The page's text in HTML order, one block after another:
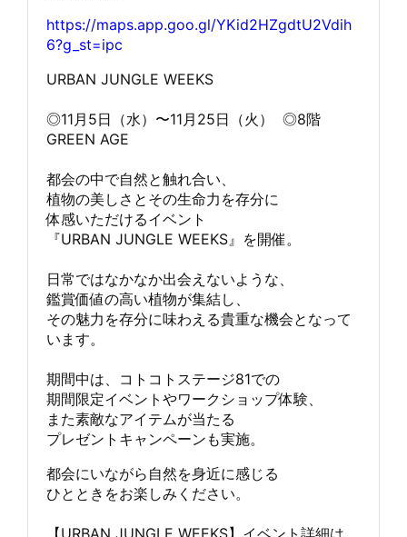
https://maps.app.goo.gl/YKid2HZgdtU2Vdih
6?g_st=ipc
URBAN JUNGLE WEEKS
◎11月5日（水）〜11月25日（火） ◎8階
GREEN AGE
都会の中で自然と触れ合い、
植物の美しさとその生命力を存分に
体感いただけるイベント
『URBAN JUNGLE WEEKS』を開催。
日常ではなかなか出会えないような、
鑑賞価値の高い植物が集結し、
その魅力を存分に味わえる貴重な機会となって
います。
期間中は、コトコトステージ81での
期間限定イベントやワークショップ体験、
また素敵なアイテムが当たる
プレゼントキャンペーンも実施。
都会にいながら自然を身近に感じる
ひとときをお楽しみください。
【URBAN JUNGLE WEEKS】イベント詳細は、